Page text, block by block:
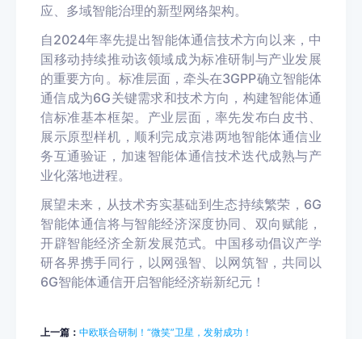
应、多域智能治理的新型网络架构。
自2024年率先提出智能体通信技术方向以来，中
国移动持续推动该领域成为标准研制与产业发展
的重要方向。标准层面，牵头在3GPP确立智能体
通信成为6G关键需求和技术方向，构建智能体通
信标准基本框架。产业层面，率先发布白皮书、
展示原型样机，顺利完成京港两地智能体通信业
务互通验证，加速智能体通信技术迭代成熟与产
业化落地进程。
展望未来，从技术夯实基础到生态持续繁荣，6G
智能体通信将与智能经济深度协同、双向赋能，
开辟智能经济全新发展范式。中国移动倡议产学
研各界携手同行，以网强智、以网筑智，共同以
6G智能体通信开启智能经济崭新纪元！
上一篇： 中欧联合研制！“微笑”卫星，发射成功！